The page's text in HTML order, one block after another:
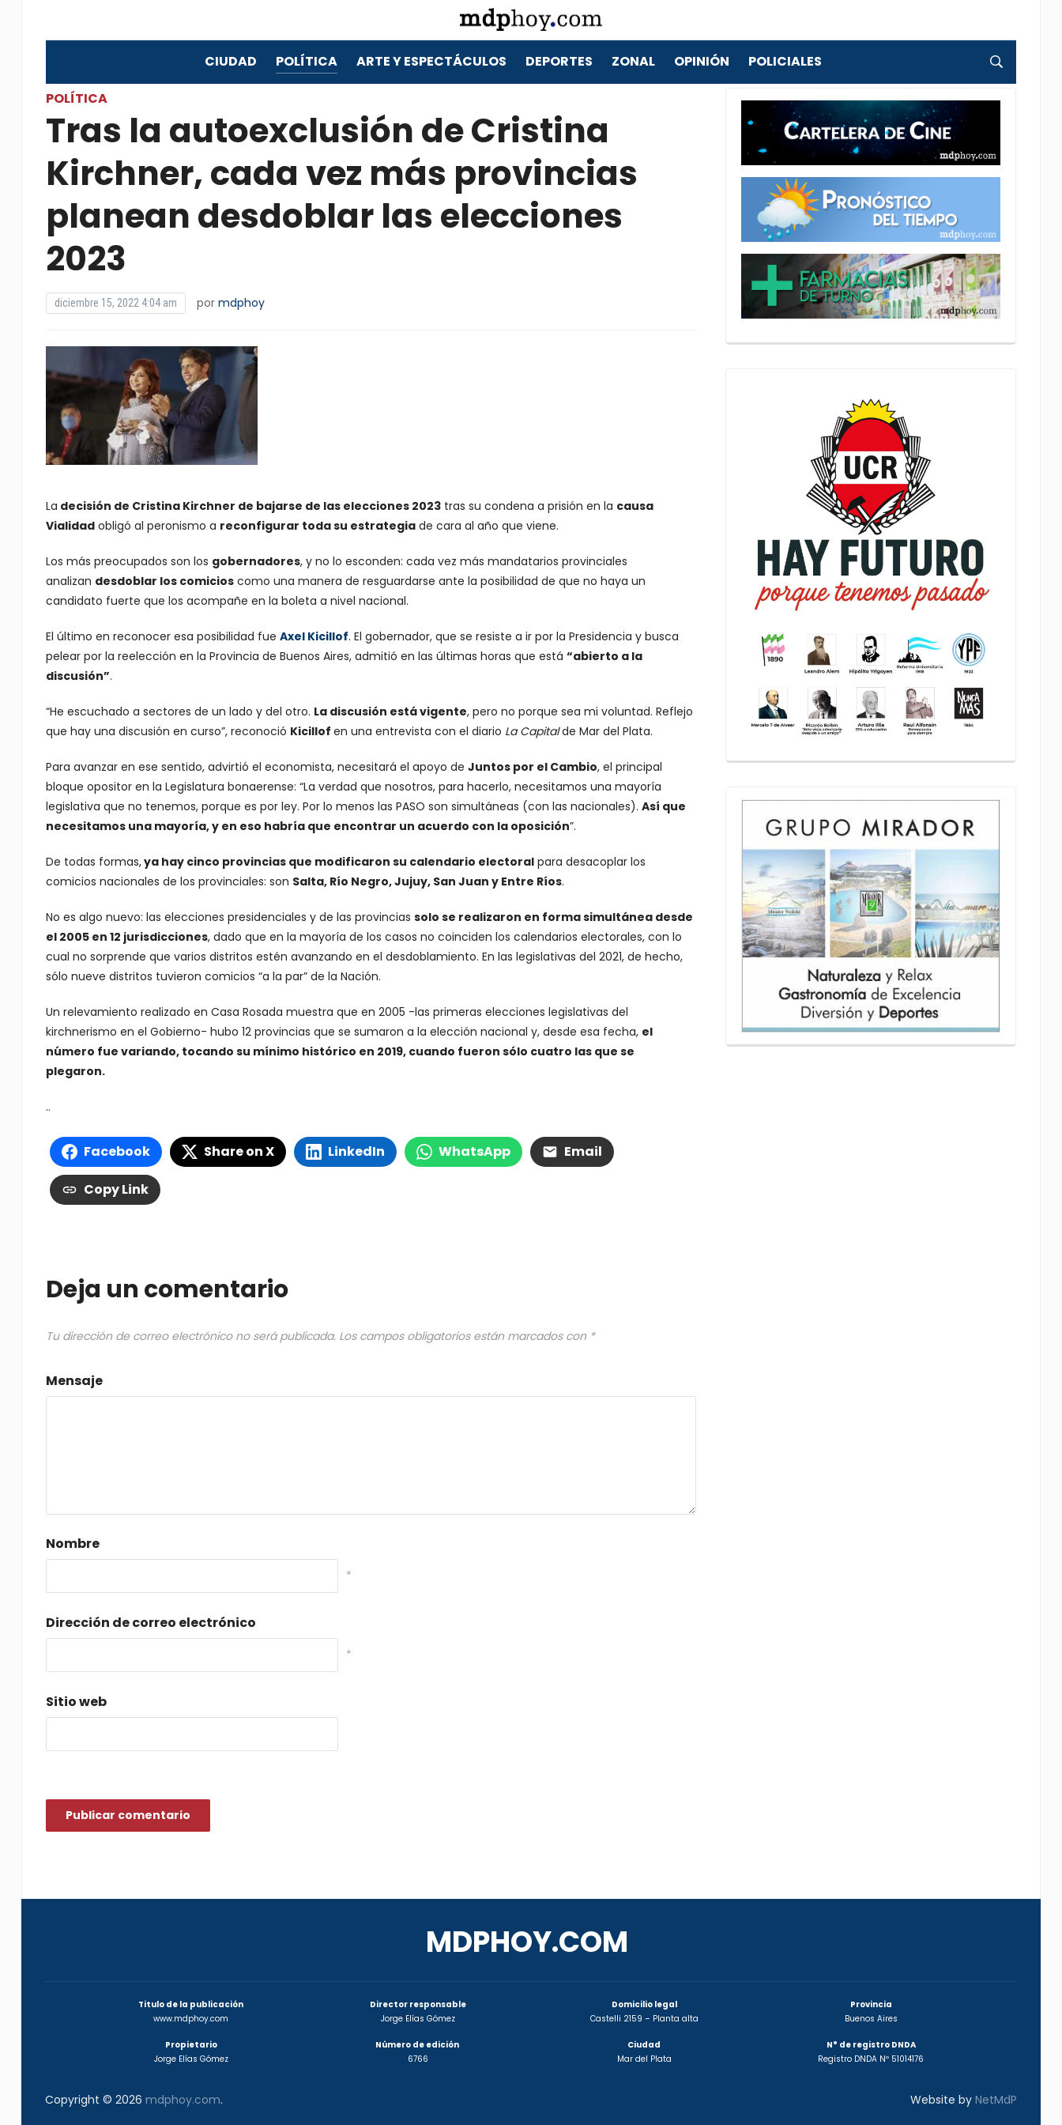
CIUDAD POLÍTICA ARTE Y ESPECTÁCULOS DEPORTES ZONAL OPINIÓN POLICIALES
POLÍTICA
Tras la autoexclusión de Cristina
Kirchner, cada vez más provincias
planean desdoblar las elecciones
2023
diciembre 15, 2022 4:04 am por mdphoy
La decisión de Cristina Kirchner de bajarse de las elecciones 2023tras su condena a prisión en la causa
Vialidadobligó al peronismo a reconfigurar toda su estrategiade cara al año que viene.
Los más preocupados son los gobernadores, y no lo esconden: cada vez más mandatarios provinciales
analizan desdoblar los comicioscomo una manera de resguardarse ante la posibilidad de que no haya un
candidato fuerte que los acompañe en la boleta a nivel nacional.
El último en reconocer esa posibilidad fue Axel Kicillof. El gobernador, que se resiste a ir por la Presidencia y busca
pelear por la reelección en la Provincia de Buenos Aires, admitió en las últimas horas que está “abierto a la
discusión”.
“He escuchado a sectores de un lado y del otro. La discusión está vigente, pero no porque sea mi voluntad. Reflejo
que hay una discusión en curso”, reconoció Kicillof en una entrevista con el diario La Capitalde Mar del Plata.
Para avanzar en ese sentido, advirtió el economista, necesitará el apoyo de Juntos por el Cambio, el principal
bloque opositor en la Legislatura bonaerense: “La verdad que nosotros, para hacerlo, necesitamos una mayoría
legislativa que no tenemos, porque es por ley. Por lo menos las PASO son simultáneas (con las nacionales). Así que
necesitamos una mayoría, y en eso habría que encontrar un acuerdo con la oposición”.
De todas formas,ya hay cinco provincias que modificaron su calendario electoralpara desacoplar los
comicios nacionales de los provinciales: son Salta, Río Negro, Jujuy, San Juan y Entre Ríos.
No es algo nuevo: las elecciones presidenciales y de las provincias solo se realizaron en forma simultánea desde
el 2005 en 12 jurisdicciones, dado que en la mayoría de los casos no coinciden los calendarios electorales, con lo
cual no sorprende que varios distritos estén avanzando en el desdoblamiento. En las legislativas del 2021, de hecho,
sólo nueve distritos tuvieron comicios “a la par” de la Nación.
Un relevamiento realizado en Casa Rosada muestra que en 2005 -las primeras elecciones legislativas del
kirchnerismo en el Gobierno- hubo 12 provincias que se sumaron a la elección nacional y, desde esa fecha, el
número fue variando, tocando su mínimo histórico en 2019, cuando fueron sólo cuatro las que se
plegaron.
..
Facebook Share on X LinkedIn WhatsApp Email
Copy Link
Deja un comentario
Tu dirección de correo electrónico no será publicada. Los campos obligatorios están marcados con *
Mensaje
Nombre
*
Dirección de correo electrónico
*
Sitio web
MDPHOY.COM
Titulo de la publicación
www.mdphoy.com
Propietario
Jorge Elías Gómez
Director responsable
Jorge Elías Gómez
Número de edición
6766
Domicilio legal
Castelli 2159 – Planta alta
Ciudad
Mar del Plata
Provincia
Buenos Aires
N° de registro DNDA
Registro DNDA Nº 51014176
Copyright © 2026 mdphoy.com. Website byNetMdP